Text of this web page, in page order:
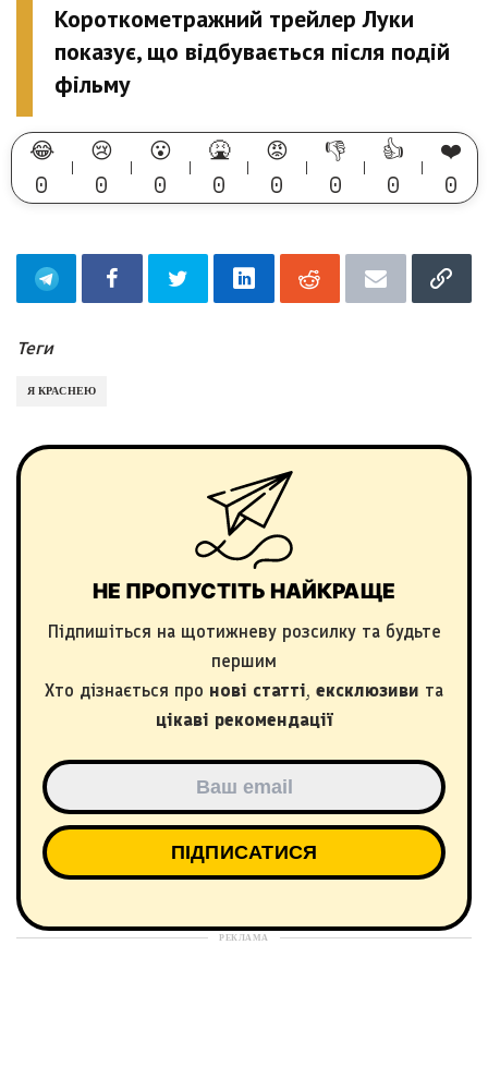
Короткометражний трейлер Луки
показує, що відбувається після подій
фільму
😂
0
😢
0
😮
0
🤮
0
😡
0
👎
0
👍
0
❤️
0
Теги
Я КРАСНЕЮ
НЕ ПРОПУСТІТЬ НАЙКРАЩЕ
Підпишіться на щотижневу розсилку та будьте
першим
Хто дізнається про нові статті, ексклюзиви та
цікаві рекомендації
РЕКЛАМА